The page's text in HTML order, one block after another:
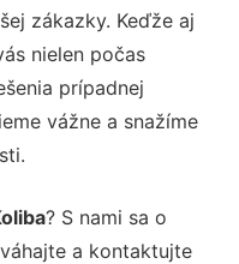
zákazky. Keďže aj
nielen počas
prípadnej
vážne a snažíme
? S nami sa o
a kontaktujte